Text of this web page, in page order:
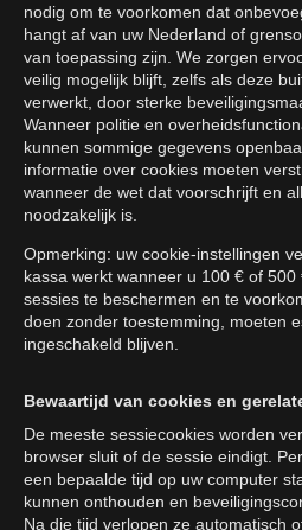
nodig om te voorkomen dat
hangt af van uw Nederland of
van toepassing zijn. We zorgen
veilig mogelijk blijft, zelfs als deze
verwerkt, door sterke
Wanneer politie en
kunnen sommige gegevens
informatie over cookies moeten
wanneer de wet dat voorschrijft en
noodzakelijk is.
Opmerking: uw cookie-instellingen
kassa werkt wanneer u 100 € of
sessies te beschermen en te
doen zonder toestemming, moeten
ingeschakeld blijven.
Bewaartijd van cookies en
De meeste sessiecookies worden
browser sluit of de sessie eindigt.
een bepaalde tijd op uw computer
kunnen onthouden en
Na die tijd verlopen ze automatisch